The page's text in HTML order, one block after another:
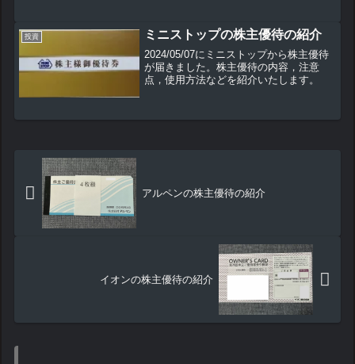
投資 ミニストップの株主優待の紹介
2024/05/07にミニストップから株主優待
が届きました。株主優待の内容，注意
点，使用方法などを紹介いたします。
アルペンの株主優待の紹介
イオンの株主優待の紹介